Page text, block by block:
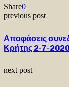
Share0
previous post
Αποφάσεις
Κρήτης 2-7-
next post